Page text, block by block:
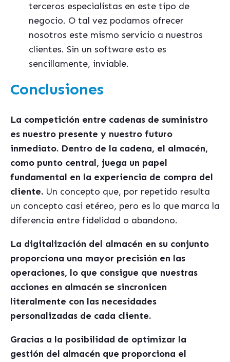
terceros especialistas en este tipo de
negocio. O tal vez podamos ofrecer
nosotros este mismo servicio a nuestros
clientes. Sin un software esto es
sencillamente, inviable.
Conclusiones
La competición entre cadenas de suministro
es nuestro presente y nuestro futuro
inmediato. Dentro de la cadena, el almacén,
como punto central, juega un papel
fundamental en la experiencia de compra del
cliente. Un concepto que, por repetido resulta
un concepto casi etéreo, pero es lo que marca la
diferencia entre fidelidad o abandono.
La digitalización del almacén en su conjunto
proporciona una mayor precisión en las
operaciones, lo que consigue que nuestras
acciones en almacén se sincronicen
literalmente con las necesidades
personalizadas de cada cliente.
Gracias a la posibilidad de optimizar la
gestión del almacén que proporciona el